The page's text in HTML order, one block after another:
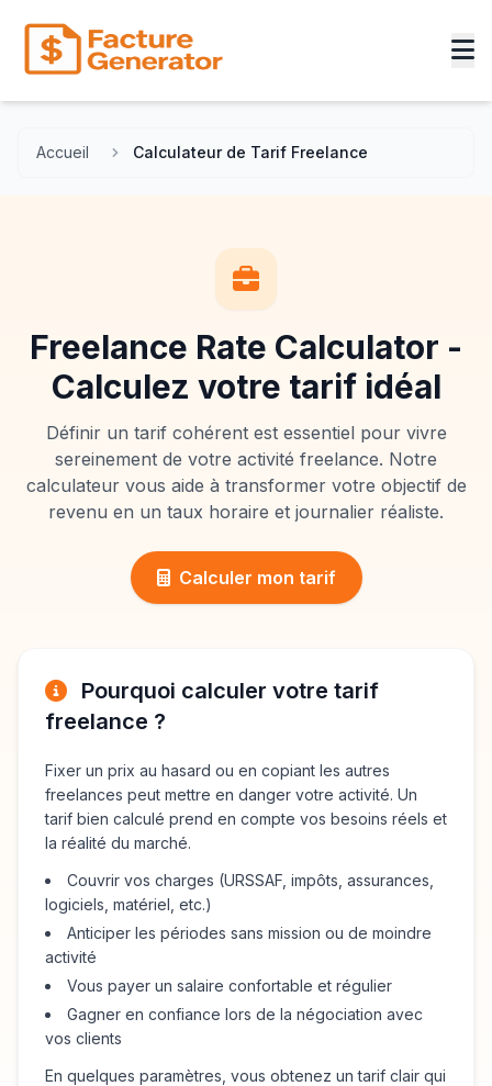
Accueil Calculateur de Tarif Freelance
Freelance Rate Calculator -
Calculez votre tarif idéal
Définir un tarif cohérent est essentiel pour vivre
sereinement de votre activité freelance. Notre
calculateur vous aide à transformer votre objectif de
revenu en un taux horaire et journalier réaliste.
Calculer mon tarif
Pourquoi calculer votre tarif
freelance ?
Fixer un prix au hasard ou en copiant les autres
freelances peut mettre en danger votre activité. Un
tarif bien calculé prend en compte vos besoins réels et
la réalité du marché.
Couvrir vos charges (URSSAF, impôts, assurances,
logiciels, matériel, etc.)
Anticiper les périodes sans mission ou de moindre
activité
Vous payer un salaire confortable et régulier
Gagner en confiance lors de la négociation avec
vos clients
En quelques paramètres, vous obtenez un tarif clair qui